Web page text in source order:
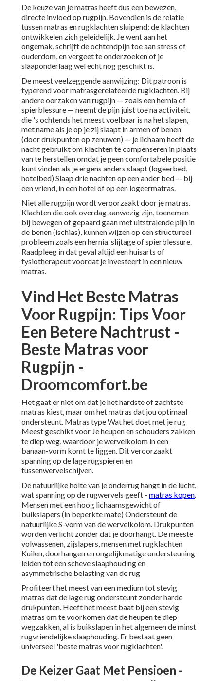
De keuze van je matras heeft dus een bewezen,
directe invloed op rugpijn. Bovendien is de relatie
tussen matras en rugklachten sluipend: de klachten
ontwikkelen zich geleidelijk. Je went aan het
ongemak, schrijft de ochtendpijn toe aan stress of
ouderdom, en vergeet te onderzoeken of je
slaaponderlaag wel écht nog geschikt is.
De meest veelzeggende aanwijzing: Dit patroon is
typerend voor matrasgerelateerde rugklachten. Bij
andere oorzaken van rugpijn — zoals een hernia of
spierblessure — neemt de pijn juist toe na activiteit.
die 's ochtends het meest voelbaar is na het slapen,
met name als je op je zij slaapt in armen of benen
(door drukpunten op zenuwen) — je lichaam heeft de
nacht gebruikt om klachten te compenseren in plaats
van te herstellen omdat je geen comfortabele positie
kunt vinden als je ergens anders slaapt (logeerbed,
hotelbed) Slaap drie nachten op een ander bed — bij
een vriend, in een hotel of op een logeermatras.
Niet alle rugpijn wordt veroorzaakt door je matras.
Klachten die ook overdag aanwezig zijn, toenemen
bij bewegen of gepaard gaan met uitstralende pijn in
de benen (ischias), kunnen wijzen op een structureel
probleem zoals een hernia, slijtage of spierblessure.
Raadpleeg in dat geval altijd een huisarts of
fysiotherapeut voordat je investeert in een nieuw
matras.
Vind Het Beste Matras
Voor Rugpijn: Tips Voor
Een Betere Nachtrust -
Beste Matras voor
Rugpijn -
Droomcomfort.be
Het gaat er niet om dat je het hardste of zachtste
matras kiest, maar om het matras dat jou optimaal
ondersteunt. Matras type Wat het doet met je rug
Meest geschikt voor Je heupen en schouders zakken
te diep weg, waardoor je wervelkolom in een
banaan-vorm komt te liggen. Dit veroorzaakt
spanning op de lage rugspieren en
tussenwervelschijven.
De natuurlijke holte van je onderrug hangt in de lucht,
wat spanning op de rugwervels geeft - matras kopen.
Mensen met een hoog lichaamsgewicht of
buikslapers (in beperkte mate) Ondersteunt de
natuurlijke S-vorm van de wervelkolom. Drukpunten
worden verlicht zonder dat je doorhangt. De meeste
volwassenen, zijslapers, mensen met rugklachten
Kuilen, doorhangen en ongelijkmatige ondersteuning
leiden tot een scheve slaaphouding en
asymmetrische belasting van de rug
Profiteert het meest van een medium tot stevig
matras dat de lage rug ondersteunt zonder harde
drukpunten. Heeft het meest baat bij een stevig
matras om te voorkomen dat de heupen te diep
wegzakken, al is buikslapen in het algemeen de minst
rugvriendelijke slaaphouding. Er bestaat geen
universeel 'beste matras voor rugklachten'.
De Keizer Gaat Met Pensioen -